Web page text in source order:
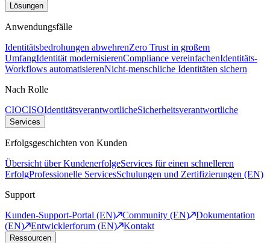
Lösungen
Anwendungsfälle
Identitätsbedrohungen abwehrenZero Trust in großem
UmfangIdentität modernisierenCompliance vereinfachenIdentitäts-
Workflows automatisierenNicht-menschliche Identitäten sichern
Nach Rolle
CIOCISOIdentitätsverantwortlicheSicherheitsverantwortliche
Services
Erfolgsgeschichten von Kunden
Übersicht über KundenerfolgeServices für einen schnelleren
ErfolgProfessionelle ServicesSchulungen und Zertifizierungen (EN)
Support
Kunden-Support-Portal (EN)
Community (EN)
Dokumentation
(EN)
Entwicklerforum (EN) Kontakt
Ressourcen